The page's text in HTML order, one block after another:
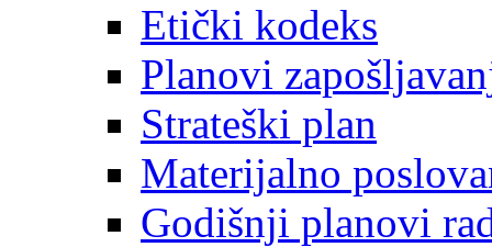
Etički kodeks
Planovi
Strateški plan
Materijalno
Godišnji planovi